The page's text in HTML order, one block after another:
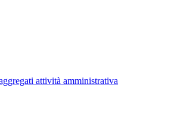
attività amministrativa